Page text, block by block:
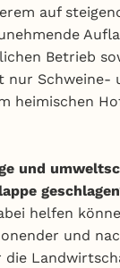
auf
Betrieb
nur Schweine-
heimischen
und
helfen
und
die